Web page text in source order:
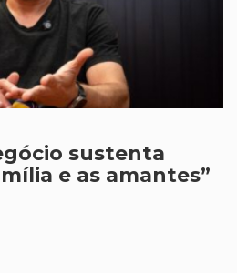
sustenta
e as amantes”